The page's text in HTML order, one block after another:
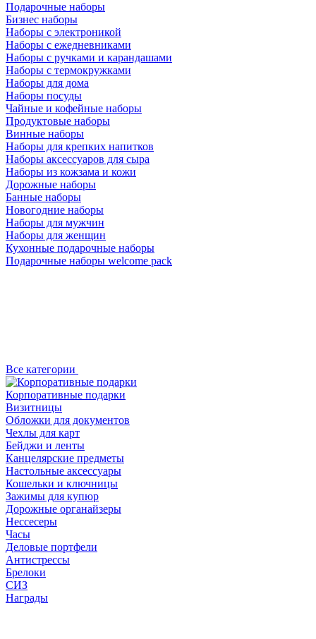
Подарочные наборы
Бизнес наборы
Наборы с электроникой
Наборы с ежедневниками
Наборы с ручками и карандашами
Наборы с термокружками
Наборы для дома
Наборы посуды
Чайные и кофейные наборы
Продуктовые наборы
Винные наборы
Наборы для крепких напитков
Наборы аксессуаров для сыра
Наборы из кожзама и кожи
Дорожные наборы
Банные наборы
Новогодние наборы
Наборы для мужчин
Наборы для женщин
Кухонные подарочные наборы
Подарочные наборы welcome pack
Все категории
Корпоративные подарки
Визитницы
Обложки для документов
Чехлы для карт
Бейджи и ленты
Канцелярские предметы
Настольные аксессуары
Кошельки и ключницы
Зажимы для купюр
Дорожные органайзеры
Нессесеры
Часы
Деловые портфели
Антистрессы
Брелоки
СИЗ
Награды